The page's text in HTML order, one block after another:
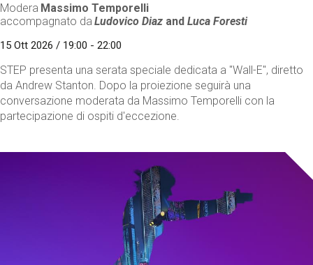
Modera Massimo Temporelli
accompagnato da Ludovico Diaz andLuca Foresti
15 Ott 2026 / 19:00 - 22:00
STEP presenta una serata speciale dedicata a "Wall-E", diretto
da Andrew Stanton. Dopo la proiezione seguirà una
conversazione moderata da Massimo Temporelli con la
partecipazione di ospiti d'eccezione.